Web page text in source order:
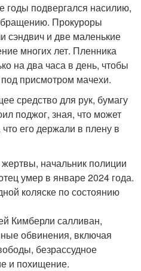
годы подвергался насилию,
Прокуроры
сэндвич и две маленькие
многих лет. Пленника
на два часа в день, чтобы
присмотром мачехи.
средство для рук, бумагу
поджог, зная, что может
его держали в плену в
начальник полиции
умер в январе 2024 года.
коляске по состоянию
Кимберли салливан,
обвинения, включая
безрассудное
и похищение.